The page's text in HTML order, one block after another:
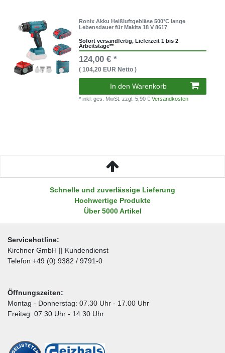
Ronix Akku Heißluftgebläse 500°C lange
Lebensdauer für Makita 18 V 8617
Sofort versandfertig, Lieferzeit 1 bis 2
Arbeitstage**
124,00 € *
( 104,20 EUR Netto )
In den Warenkorb
* inkl. ges. MwSt.zzgl. 5,90 €Versandkosten
Schnelle und zuverlässige Lieferung
Hochwertige Produkte
Über 5000 Artikel
Servicehotline:
Kirchner GmbH || Kundendienst
Telefon +49 (0) 9382 / 9791-0
Öffnungszeiten:
Montag - Donnerstag: 07.30 Uhr - 17.00 Uhr
Freitag: 07.30 Uhr - 14.30 Uhr